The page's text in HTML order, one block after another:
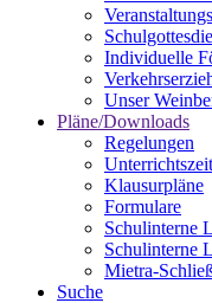
Individuelle
Unser
Pläne/Downloads
Regelungen
Klausurpläne
Formulare
Schulinterne
Schulinterne
Mietra-
Suche